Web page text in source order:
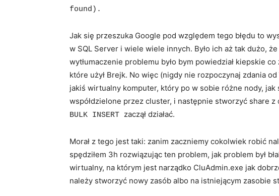
found).
Jak się przeszuka Google pod względem tego błędu to
w SQL Server i wiele wiele innych. Było ich aż tak dużo,
wytłumaczenie problemu było bym powiedział kiepskie
które użył Brejk. No więc (nigdy nie rozpoczynaj zdania
jakiś wirtualny komputer, który po w sobie różne nody, jak
współdzielone przez cluster, i następnie stworzyć share
BULK INSERT zaczął działać.
Morał z tego jest taki: zanim zaczniemy cokolwiek robić
spędziłem 3h rozwiązując ten problem, jak problem był
wirtualny, na którym jest narządko CluAdmin.exe jak
należy stworzyć nowy zasób albo na istniejącym zasobie